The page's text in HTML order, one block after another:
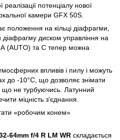
реалізації потенціалу нової
камери GFX 50S.
положення на кільці діафрагми,
диском управління на
(АUTO) та С тепер можна
впливів і пилу і можуть
до -10°C, що дозволяє знімати
що не турбуючись. Латунний
міцність з'єднання.
«робочим конем»
64mm f/4 R LM WR складається